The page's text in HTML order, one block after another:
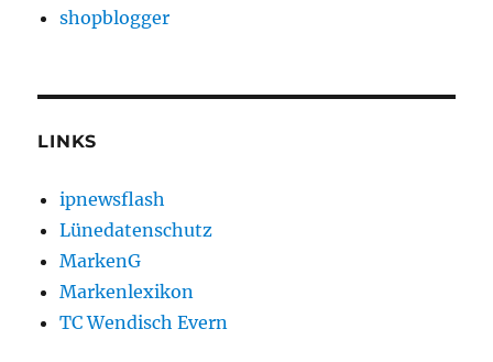
shopblogger
LINKS
ipnewsflash
Lünedatenschutz
MarkenG
Markenlexikon
TC Wendisch Evern